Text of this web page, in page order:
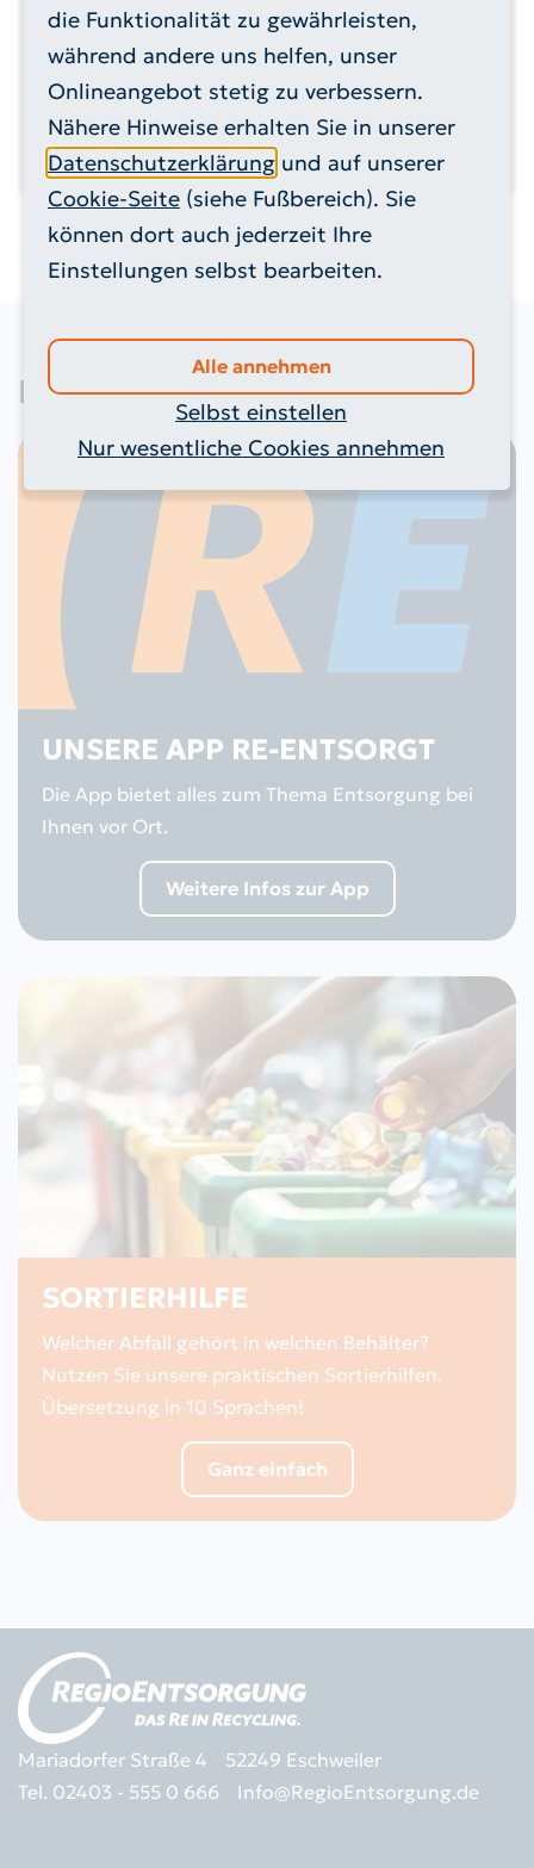
Besucher*in dem Cookie TypWesentliche
Cookies zugestimmt hat.
Einstellungen bearbeiten
EBENFALLS INTERESSANT
UNSERE APP RE-ENTSORGT
Die App bietet alles zum Thema Entsorgung bei
Ihnen vor Ort.
Weitere Infos zur App
SORTIERHILFE
Welcher Abfall gehört in welchen Behälter?
Nutzen Sie unsere praktischen Sortierhilfen.
Übersetzung in 10 Sprachen!
Ganz einfach
Mariadorfer Straße 4
52249 Eschweiler
Tel. 02403 - 555 0 666
Info@RegioEntsorgung.de
die Funktionalität zu gewährleisten,
während andere uns helfen, unser
Onlineangebot stetig zu verbessern.
Nähere Hinweise erhalten Sie in unserer
Datenschutzerklärung und auf unserer
Cookie-Seite (siehe Fußbereich). Sie
können dort auch jederzeit Ihre
Einstellungen selbst bearbeiten.
Alle annehmen
Selbst einstellen
Nur wesentliche Cookies annehmen